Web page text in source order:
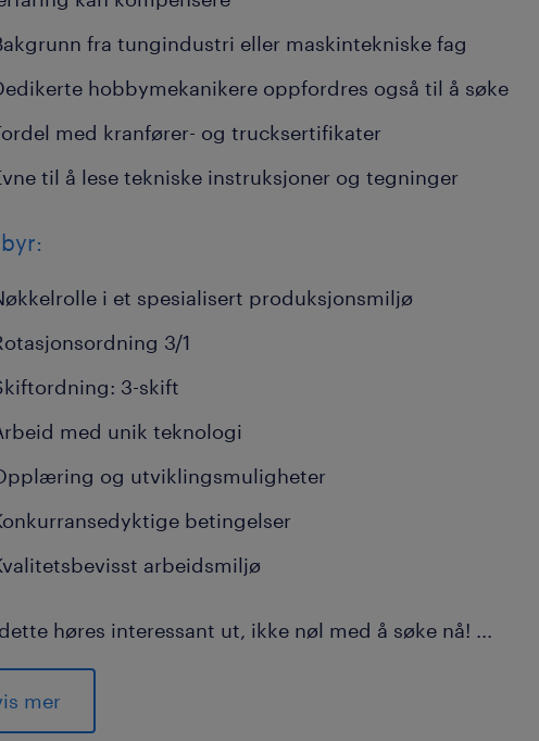
fra tungindustri eller maskintekniske fag
hobbymekanikere oppfordres også til å søke
med kranfører- og trucksertifikater
til å lese tekniske instruksjoner og tegninger
i et spesialisert produksjonsmiljø
3/1
3-skift
med unik teknologi
og utviklingsmuligheter
betingelser
arbeidsmiljø
høres interessant ut, ikke nøl med å søke nå! ...
til å bli bedre kjent med oss? Les mer om hvordan det er å
i Bergen Engines her: https://bergenengines.ansetter.no/
mer